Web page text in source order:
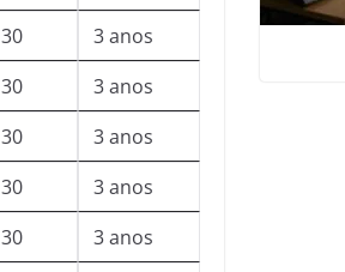
30
3 anos
30
3 anos
30
3 anos
30
3 anos
30
3 anos